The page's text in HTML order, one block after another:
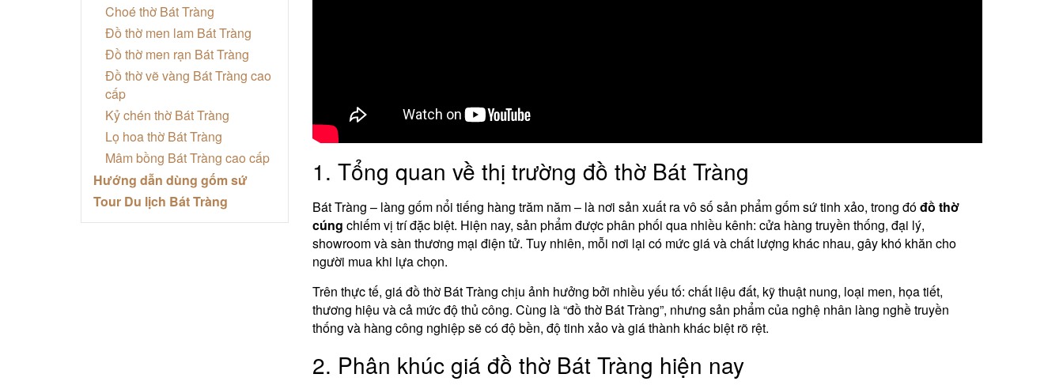
1. Tổng quan về thị trường đồ thờ Bát Tràng
Bát Tràng – làng gốm nổi tiếng hàng trăm năm – là nơi sản xuất ra vô số sản phẩm gốm sứ tinh xảo, trong đóđồ thờ
cúng chiếm vị trí đặc biệt. Hiện nay, sản phẩm được phân phối qua nhiều kênh: cửa hàng truyền thống, đại lý,
showroom và sàn thương mại điện tử. Tuy nhiên, mỗi nơi lại có mức giá và chất lượng khác nhau, gây khó khăn cho
người mua khi lựa chọn.
Trên thực tế, giá đồ thờ Bát Tràng chịu ảnh hưởng bởi nhiều yếu tố: chất liệu đất, kỹ thuật nung, loại men, họa tiết,
thương hiệu và cả mức độ thủ công. Cùng là “đồ thờ Bát Tràng”, nhưng sản phẩm của nghệ nhân làng nghề truyền
thống và hàng công nghiệp sẽ có độ bền, độ tinh xảo và giá thành khác biệt rõ rệt.
2. Phân khúc giá đồ thờ Bát Tràng hiện nay
Choé thờ Bát Tràng
Đồ thờ men lam Bát Tràng
Đồ thờ men rạn Bát Tràng
Đồ thờ vẽ vàng Bát Tràng cao
cấp
Kỷ chén thờ Bát Tràng
Lọ hoa thờ Bát Tràng
Mâm bồng Bát Tràng cao cấp
Hướng dẫn dùng gốm sứ
Tour Du lịch Bát Tràng